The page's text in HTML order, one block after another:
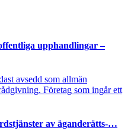
upphandlingar –
avsedd som allmän
Företag som ingår ett
av äganderätts-…